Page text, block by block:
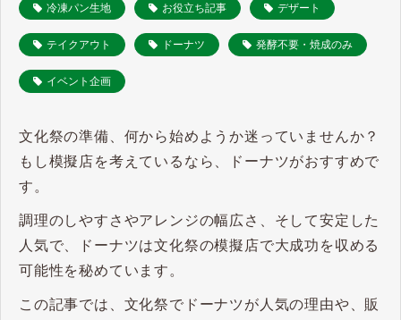
冷凍パン生地 お役立ち記事 デザート
テイクアウト ドーナツ 発酵不要・焼成のみ
イベント企画
文化祭の準備、何から始めようか迷っていませんか？
もし模擬店を考えているなら、ドーナツがおすすめで
す。
調理のしやすさやアレンジの幅広さ、そして安定した
人気で、ドーナツは文化祭の模擬店で大成功を収める
可能性を秘めています。
この記事では、文化祭でドーナツが人気の理由や、販